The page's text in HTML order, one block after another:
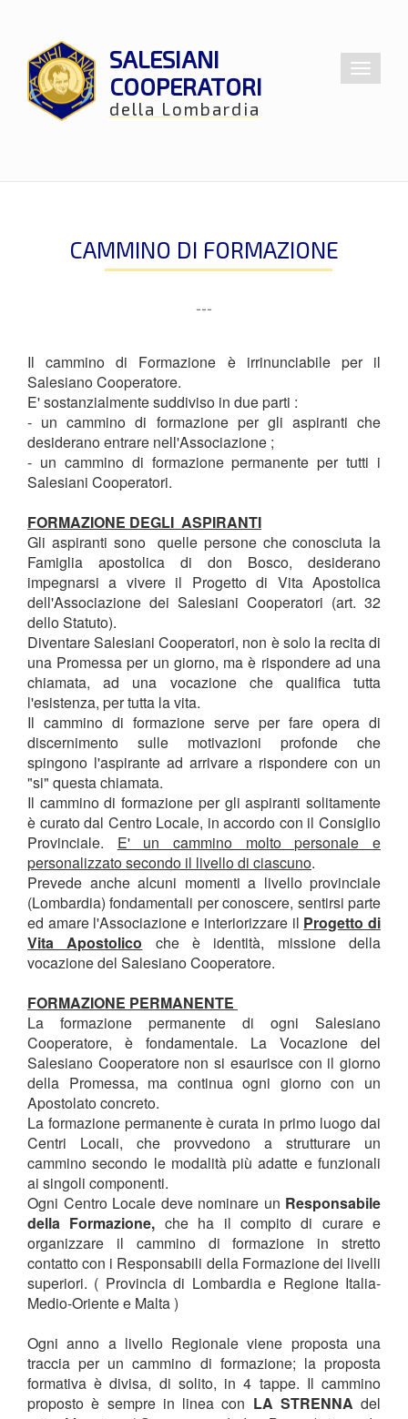
SALESIANI
COOPERATORI
della Lombardia
Toggle
CAMMINO DI FORMAZIONE
---
Il cammino di Formazione è irrinunciabile per il
Salesiano Cooperatore.
E' sostanzialmente suddiviso in due parti :
- un cammino di formazione per gli aspiranti che
desiderano entrare nell'Associazione ;
- un cammino di formazione permanente per tutti i
Salesiani Cooperatori.
FORMAZIONE DEGLI ASPIRANTI
Gli aspiranti sono quelle persone che conosciuta la
Famiglia apostolica di don Bosco, desiderano
impegnarsi a vivere il Progetto di Vita Apostolica
dell'Associazione dei Salesiani Cooperatori (art. 32
dello Statuto).
Diventare Salesiani Cooperatori, non è solo la recita di
una Promessa per un giorno, ma è rispondere ad una
chiamata, ad una vocazione che qualifica tutta
l'esistenza, per tutta la vita.
Il cammino di formazione serve per fare opera di
discernimento sulle motivazioni profonde che
spingono l'aspirante ad arrivare a rispondere con un
"si" questa chiamata.
Il cammino di formazione per gli aspiranti solitamente
è curato dal Centro Locale, in accordo con il Consiglio
Provinciale. E' un cammino molto personale e
personalizzato secondo il livello di ciascuno.
Prevede anche alcuni momenti a livello provinciale
(Lombardia) fondamentali per conoscere, sentirsi parte
ed amare l'Associazione e interiorizzare il Progetto di
Vita Apostolico che è identità, missione della
vocazione del Salesiano Cooperatore.
FORMAZIONE PERMANENTE
La formazione permanente di ogni Salesiano
Cooperatore, è fondamentale. La Vocazione del
Salesiano Cooperatore non si esaurisce con il giorno
della Promessa, ma continua ogni giorno con un
Apostolato concreto.
La formazione permanente è curata in primo luogo dai
Centri Locali, che provvedono a strutturare un
cammino secondo le modalità più adatte e funzionali
ai singoli componenti.
Ogni Centro Locale deve nominare un Responsabile
della Formazione, che ha il compito di curare e
organizzare il cammino di formazione in stretto
contatto con i Responsabili della Formazione dei livelli
superiori. ( Provincia di Lombardia e Regione Italia-
Medio-Oriente e Malta )
Ogni anno a livello Regionale viene proposta una
traccia per un cammino di formazione; la proposta
formativa è divisa, di solito, in 4 tappe. Il cammino
proposto è sempre in linea con LA STRENNA del